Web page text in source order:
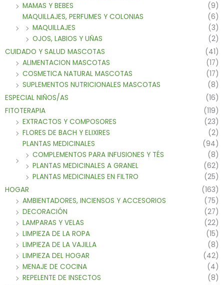
MAMAS Y BEBES
(9)
MAQUILLAJES, PERFUMES Y COLONIAS
(6)
MAQUILLAJES
(3)
OJOS, LABIOS Y UÑAS
(2)
CUIDADO Y SALUD MASCOTAS
(41)
ALIMENTACION MASCOTAS
(17)
COSMETICA NATURAL MASCOTAS
(17)
SUPLEMENTOS NUTRICIONALES MASCOTAS
(8)
ESPECIAL NIÑOS/AS
(16)
FITOTERAPIA
(119)
EXTRACTOS Y COMPOSORES
(23)
FLORES DE BACH Y ELIXIRES
(2)
PLANTAS MEDICINALES
(94)
COMPLEMENTOS PARA INFUSIONES Y TÉS
(8)
PLANTAS MEDICINALES A GRANEL
(62)
PLANTAS MEDICINALES EN FILTRO
(25)
HOGAR
(163)
AMBIENTADORES, INCIENSOS Y ACCESORIOS
(75)
DECORACIÓN
(27)
LAMPARAS Y VELAS
(22)
LIMPIEZA DE LA ROPA
(15)
LIMPIEZA DE LA VAJILLA
(8)
LIMPIEZA DEL HOGAR
(42)
MENAJE DE COCINA
(4)
REPELENTE DE INSECTOS
(8)